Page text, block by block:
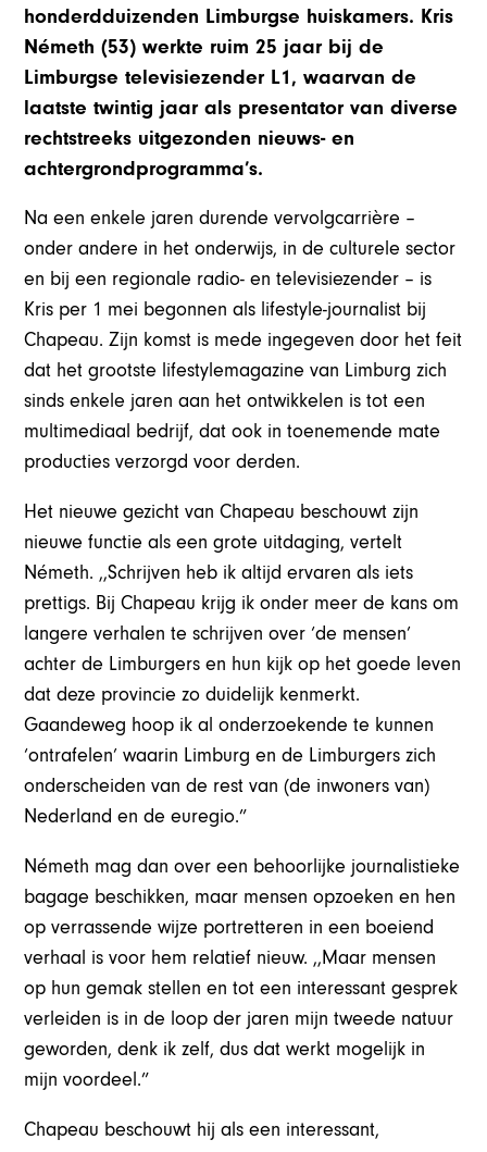
honderdduizenden Limburgse huiskamers. Kris
Németh (53) werkte ruim 25 jaar bij de
Limburgse televisiezender L1, waarvan de
laatste twintig jaar als presentator van diverse
rechtstreeks uitgezonden nieuws- en
achtergrondprogramma’s.
Na een enkele jaren durende vervolgcarrière –
onder andere in het onderwijs, in de culturele sector
en bij een regionale radio- en televisiezender – is
Kris per 1 mei begonnen als lifestyle-journalist bij
Chapeau. Zijn komst is mede ingegeven door het feit
dat het grootste lifestylemagazine van Limburg zich
sinds enkele jaren aan het ontwikkelen is tot een
multimediaal bedrijf, dat ook in toenemende mate
producties verzorgd voor derden.
Het nieuwe gezicht van Chapeau beschouwt zijn
nieuwe functie als een grote uitdaging, vertelt
Németh. ,,Schrijven heb ik altijd ervaren als iets
prettigs. Bij Chapeau krijg ik onder meer de kans om
langere verhalen te schrijven over ‘de mensen’
achter de Limburgers en hun kijk op het goede leven
dat deze provincie zo duidelijk kenmerkt.
Gaandeweg hoop ik al onderzoekende te kunnen
‘ontrafelen’ waarin Limburg en de Limburgers zich
onderscheiden van de rest van (de inwoners van)
Nederland en de euregio.”
Németh mag dan over een behoorlijke journalistieke
bagage beschikken, maar mensen opzoeken en hen
op verrassende wijze portretteren in een boeiend
verhaal is voor hem relatief nieuw. ,,Maar mensen
op hun gemak stellen en tot een interessant gesprek
verleiden is in de loop der jaren mijn tweede natuur
geworden, denk ik zelf, dus dat werkt mogelijk in
mijn voordeel.”
Chapeau beschouwt hij als een interessant,